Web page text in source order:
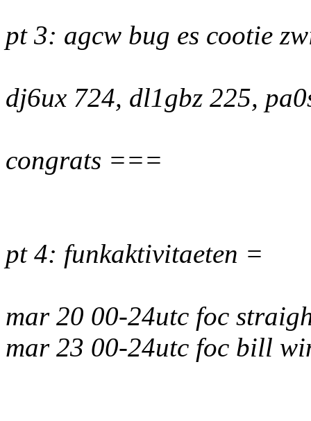
pt 3: agcw bug es cootie
dj6ux 724, dl1gbz 225,
congrats ===
pt 4: funkaktivitaeten =
mar 20 00-24utc foc
mar 23 00-24utc foc bill